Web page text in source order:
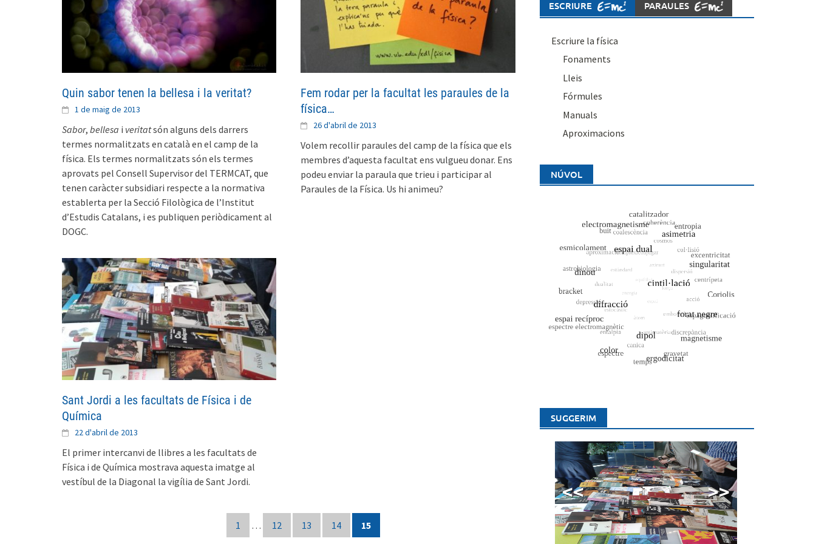
Quin sabor tenen la bellesa i la veritat?
1 de maig de 2013
Sabor, bellesa i veritatsón alguns dels darrers
termes normalitzats en català en el camp de la
física. Els termes normalitzats són els termes
aprovats pel Consell Supervisor del TERMCAT, que
tenen caràcter subsidiari respecte a la normativa
establerta per la Secció Filològica de l’Institut
d’Estudis Catalans, i es publiquen periòdicament al
DOGC.
Fem rodar per la facultat les paraules de la
física…
26 d'abril de 2013
Volem recollir paraules del camp de la física que els
membres d’aquesta facultat ens vulgueu donar. Ens
podeu enviar la paraula que trieu i participar al
Paraules de la Física. Us hi animeu?
Sant Jordi a les facultats de Física i de
Química
22 d'abril de 2013
El primer intercanvi de llibres a les facultats de
Física i de Química mostrava aquesta imatge al
vestíbul de la Diagonal la vigília de Sant Jordi.
1 … 12 13 14 15
ESCRIURE PARAULES
Escriure la física
Fonaments
Lleis
Fórmules
Manuals
Aproximacions
NÚVOL
SUGGERIM
<< >>